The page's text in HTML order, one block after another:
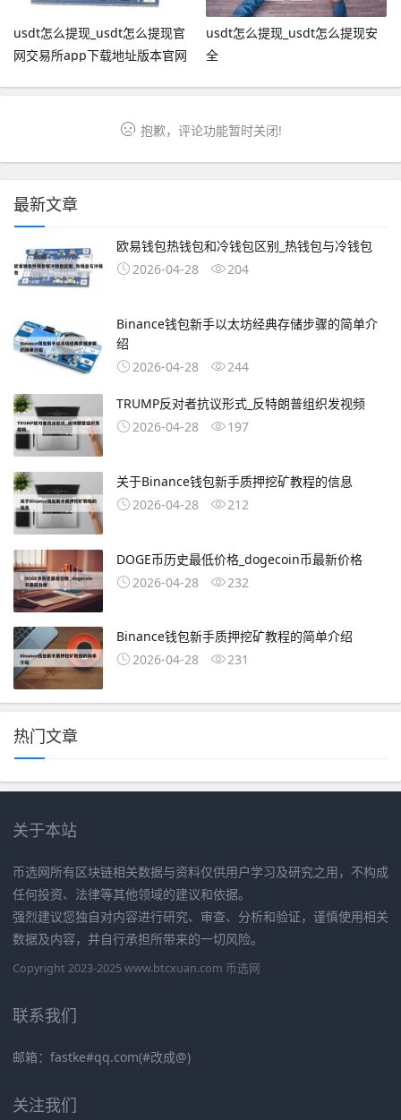
usdt怎么提现_usdt怎么提现官
网交易所app下载地址版本官网
usdt怎么提现_usdt怎么提现安
全
抱歉，评论功能暂时关闭!
最新文章
欧易钱包热钱包和冷钱包区别_热钱包与冷钱包
2026-04-28
204
Binance钱包新手以太坊经典存储步骤的简单介
绍
2026-04-28
244
TRUMP反对者抗议形式_反特朗普组织发视频
2026-04-28
197
关于Binance钱包新手质押挖矿教程的信息
2026-04-28
212
DOGE币历史最低价格_dogecoin币最新价格
2026-04-28
232
Binance钱包新手质押挖矿教程的简单介绍
2026-04-28
231
热门文章
关于本站
币选网所有区块链相关数据与资料仅供用户学习及研究之用，不构成
任何投资、法律等其他领域的建议和依据。
强烈建议您独自对内容进行研究、审查、分析和验证，谨慎使用相关
数据及内容，并自行承担所带来的一切风险。
Copyright 2023-2025 www.btcxuan.com 币选网
联系我们
邮箱：fastke#qq.com(#改成@)
关注我们